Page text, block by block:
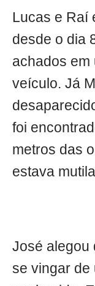
Lucas e Raí
desde o dia
achados em
veículo. Já
foi
metros das
estava
José alegou
se vingar de